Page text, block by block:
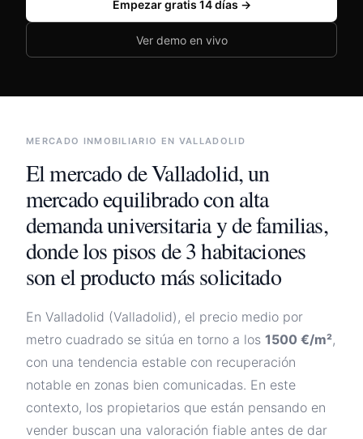
México
🇦🇷Argentina 🇨🇴Colombia
🇨🇱Chile
Empezar gratis 14 días →
Ver demo en vivo
MERCADO INMOBILIARIO EN VALLADOLID
El mercado deValladolid,un
mercado equilibrado con alta
demanda universitaria y de familias,
donde los pisos de 3 habitaciones
son el producto más solicitado
En Valladolid (Valladolid), el precio medio por
metro cuadrado se sitúa en torno a los 1500 €/m²,
con una tendencia estable con recuperación
notable en zonas bien comunicadas. En este
contexto, los propietarios que están pensando en
vender buscan una valoración fiable antes de dar